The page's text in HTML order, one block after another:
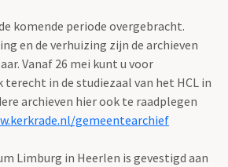
komende periode overgebracht.
en de verhuizing zijn de archieven
Vanaf 26 mei kunt u voor
in de studiezaal van het HCL in
archieven hier ook te raadplegen
gemeentearchief
Limburg in Heerlen is gevestigd aan